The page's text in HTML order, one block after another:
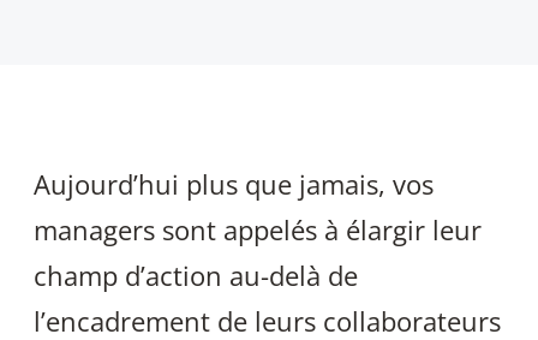
Aujourd’hui plus que jamais, vos
managers sont appelés à élargir leur
champ d’action au-delà de
l’encadrement de leurs collaborateurs